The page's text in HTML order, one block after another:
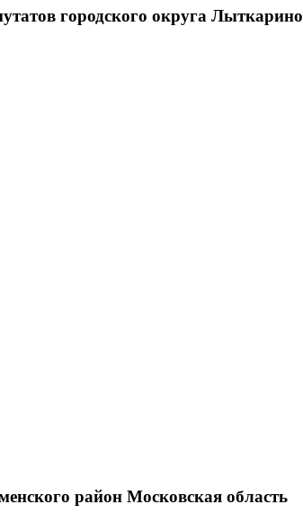
городского округа Лыткарино
район Московская область